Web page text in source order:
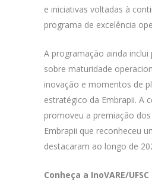
e iniciativas voltadas à
programa de excelência
A programação ainda inclui
sobre maturidade
inovação e momentos de
estratégico da Embrapii. A
promoveu a premiação
Embrapii que reconheceu
destacaram ao longo de
Conheça a InoVARE/UFSC